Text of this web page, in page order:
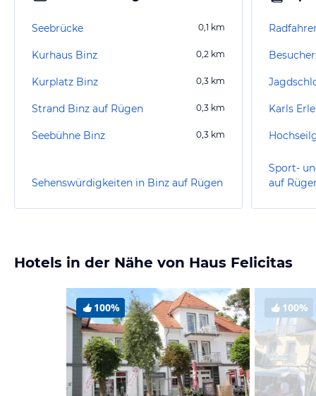
Seebrücke 0,1 km
Kurhaus Binz 0,2 km
Kurplatz Binz 0,3 km
Strand Binz auf Rügen 0,3 km
Seebühne Binz 0,3 km
Sehenswürdigkeiten in Binz auf Rügen
Karls
Sport-
auf
Hotels in der Nähe von Haus Felicitas
100% 100%